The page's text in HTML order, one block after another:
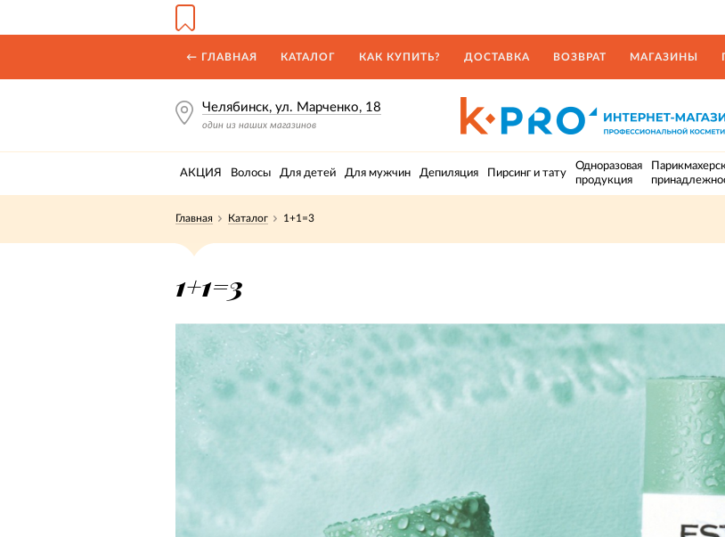
← ГЛАВНАЯ КАТАЛОГ КАК КУПИТЬ? ДОСТАВКА ВОЗВРАТ МАГАЗИНЫ
Челябинск, ул. Марченко, 18
один из наших магазинов
АКЦИЯ Волосы Для детей Для мужчин Депиляция Пирсинг и тату
Одноразовая
продукция
Главная Каталог 1+1=3
1+1=3